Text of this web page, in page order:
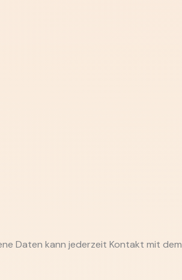
Daten kann jederzeit Kontakt mit dem